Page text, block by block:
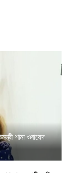
শামা ওবায়েদ